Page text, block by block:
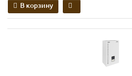
В корзину